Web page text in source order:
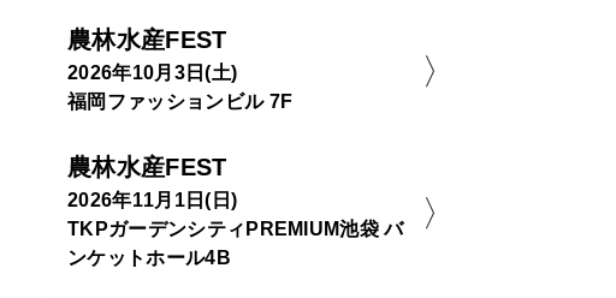
農林水産FEST
2026年10月3日(土)
福岡ファッションビル 7F
農林水産FEST
2026年11月1日(日)
TKPガーデンシティPREMIUM池袋 バ
ンケットホール4B